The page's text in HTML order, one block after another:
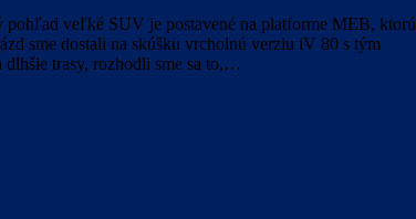
pohľad veľké SUV je postavené na platforme MEB, ktorú
sme dostali na skúšku vrcholnú verziu iV 80 s tým
trasy, rozhodli sme sa to,…